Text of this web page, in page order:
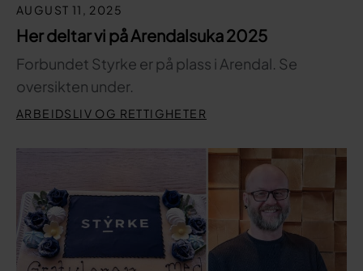
AUGUST 11, 2025
Her deltar vi på Arendalsuka 2025
Forbundet Styrke er på plass i Arendal. Se
oversikten under.
ARBEIDSLIV OG RETTIGHETER